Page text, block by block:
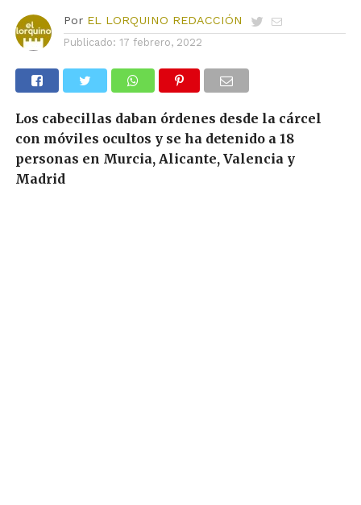
Por EL LORQUINO REDACCIÓN
Publicado: 17 febrero, 2022
Los cabecillas daban órdenes desde la cárcel
con móviles ocultos y se ha detenido a 18
personas en Murcia, Alicante, Valencia y
Madrid